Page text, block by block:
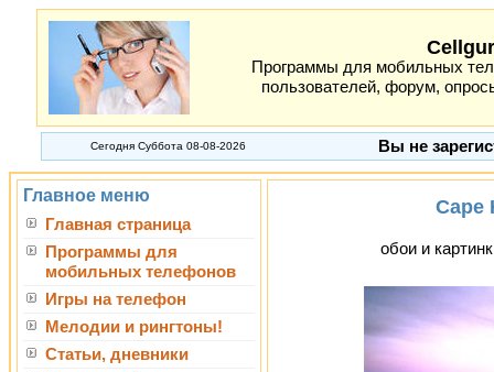
Программы для мобильных
пользователей, форум,
Сегодня Суббота 08-08-2026 Вы не
Главное меню
Главная страница
Программы для
мобильных телефонов
Игры на телефон
Мелодии и рингтоны!
Статьи, дневники
Cape
обои и